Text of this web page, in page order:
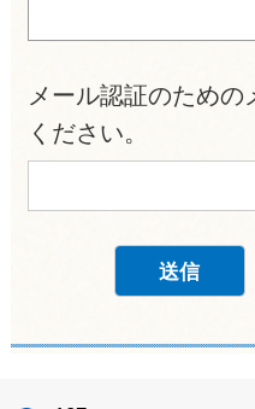
メール認証のための
ください。